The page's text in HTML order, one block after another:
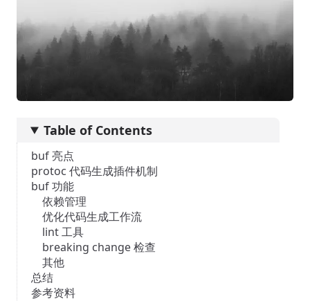
Table of Contents
buf 亮点
protoc 代码生成插件机制
buf 功能
依赖管理
优化代码生成工作流
lint 工具
breaking change 检查
其他
总结
参考资料